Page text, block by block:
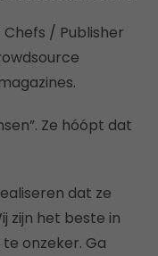
/ Publisher
Ze hóópt dat
dat ze
zijn het beste in
onzeker. Ga